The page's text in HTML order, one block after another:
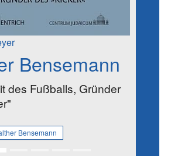
Bensemann
des Fußballs, Gründer
Bensemann